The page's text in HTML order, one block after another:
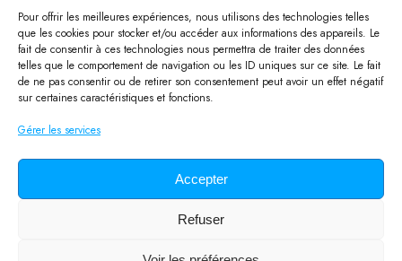
Pour offrir les meilleures expériences, nous utilisons des technologies telles
que les cookies pour stocker et/ou accéder aux informations des appareils. Le
fait de consentir à ces technologies nous permettra de traiter des données
telles que le comportement de navigation ou les ID uniques sur ce site. Le fait
de ne pas consentir ou de retirer son consentement peut avoir un effet négatif
sur certaines caractéristiques et fonctions.
Gérer les services
Accepter
Refuser
Je veux recevoir toute l'actu
NOS SERVICES
Construction de piscine béton à Narbonne
Piscine coque à Narbonne
Pisciniste Narbonne
Magasin de piscine Lézignan
Mini piscine
Location machine avec chauffeur
Balai Fairlocks